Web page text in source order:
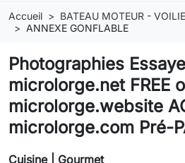
Accueil BATEAU MOTEUR -
ANNEXE GONFLABLE
Photographies
microlorge.net FREE
microlorge.website
microlorge.com Pré-
Cuisine | Gourmet